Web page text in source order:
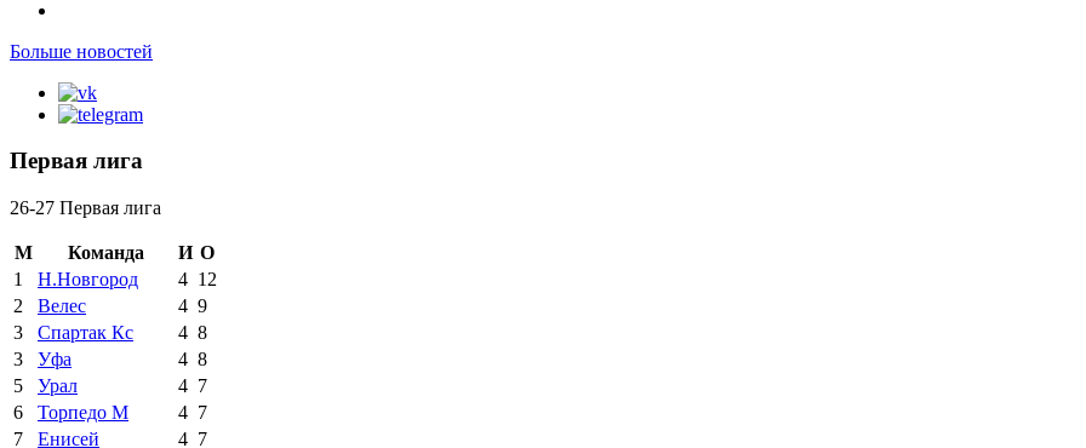
Больше новостей
Первая лига
26-27 Первая лига
М Команда И О
1
Н.Новгород 4 12
2
Велес 4 9
3
Спартак Кс 4 8
3
Уфа 4 8
5
Урал 4 7
6
Торпедо М 4 7
7
Енисей 4 7